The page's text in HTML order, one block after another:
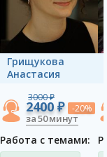
Грищукова
Анастасия
3000 ₽
2400 ₽ -20%
за 50 минут
Работа с темами: